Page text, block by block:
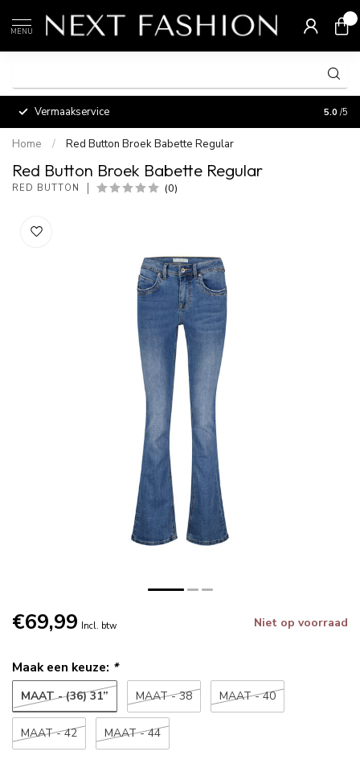
MENU
Vermaakservice 5.0 /5
Home / Red Button Broek Babette Regular
Red Button Broek Babette Regular
RED BUTTON (0)
€69,99 Incl. btw Niet op voorraad
Maak een keuze: *
MAAT - (36) 31” MAAT - 38 MAAT - 40
MAAT - 42 MAAT - 44